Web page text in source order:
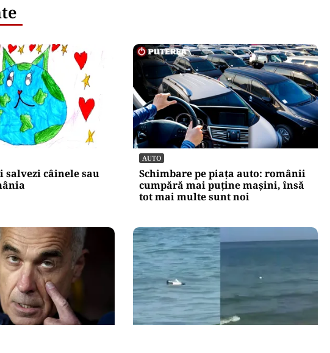
salvezi câinele sau
AUTO
Schimbare pe piața auto: românii
cumpără mai puține mașini, însă
tot mai multe sunt noi